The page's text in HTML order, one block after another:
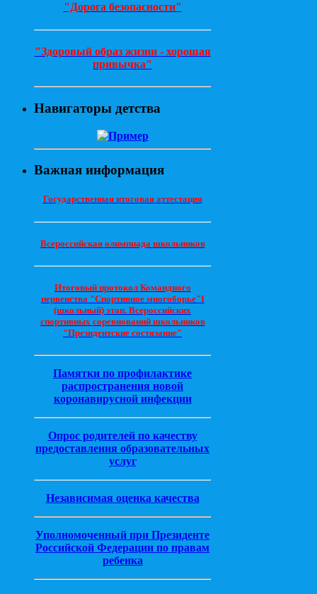
"Дорога безопасности"
"Здоровый образ жизни - хорошая
привычка"
Навигаторы детства
Важная информация
Государственная итоговая аттестация
Всероссийская олимпиада школьников
Итоговый протокол Командного
первенства "Спортивное многоборье"I
(школьный) этап. Всероссийских
спортивных соревнований школьников
"Президентские состязание"
Памятки по профилактике
распространения новой
коронавирусной инфекции
Опрос родителей по качеству
предоставления образовательных
услуг
Независимая оценка качества
Уполномоченный при Президенте
Российской Федерации по правам
ребенка